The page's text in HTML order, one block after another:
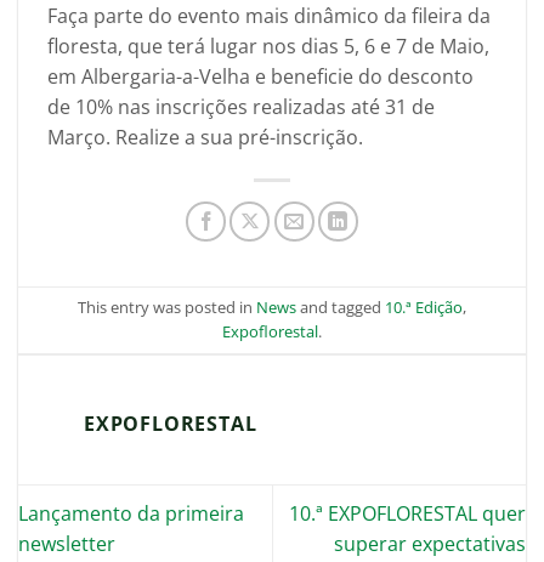
Faça parte do evento mais dinâmico da fileira da
floresta, que terá lugar nos dias 5, 6 e 7 de Maio,
em Albergaria-a-Velha e beneficie do desconto
de 10% nas inscrições realizadas até 31 de
Março. Realize a sua pré-inscrição.
This entry was posted in Newsand tagged 10.ª Edição,
Expoflorestal.
EXPOFLORESTAL
Lançamento da primeira
newsletter
10.ª EXPOFLORESTAL quer
superar expectativas